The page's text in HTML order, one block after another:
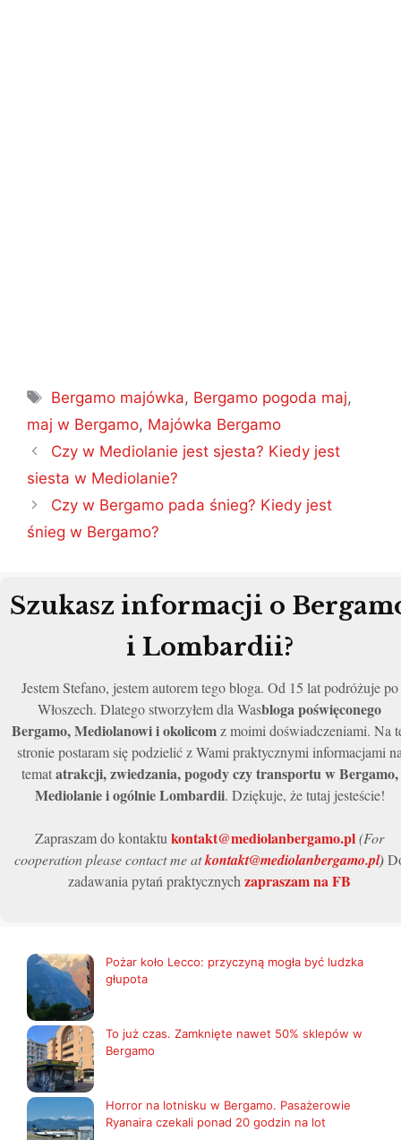
Tagi
Bergamo majówka, Bergamo pogoda maj,
maj w Bergamo, Majówka Bergamo
Nawigacja
wpisu
Czy w Mediolanie jest sjesta? Kiedy jest
siesta w Mediolanie?
Czy w Bergamo pada śnieg? Kiedy jest
śnieg w Bergamo?
Szukasz informacji o
i Lombardii?
Jestem Stefano, jestem autorem tego bloga. Od 15 lat podróżuje po
Włoszech. Dlatego stworzyłem dla Wasbloga poświęconego
Bergamo, Mediolanowi i okolicomz moimi doświadczeniami. Na
stronie postaram się podzielić z Wami praktycznymi informacjami
tematatrakcji, zwiedzania, pogody czy transportu w Bergamo,
Mediolanie i ogólnie Lombardii. Dziękuje, że tutaj jesteście!
Zapraszam do kontaktu kontakt@mediolanbergamo.pl(For
cooperation please contact me atkontakt@mediolanbergamo.pl)
zadawania pytań praktycznych zapraszam na FB
Pożar koło Lecco: przyczyną mogła być ludzka
głupota
To już czas. Zamknięte nawet 50% sklepów w
Bergamo
Horror na lotnisku w Bergamo. Pasażerowie
Ryanaira czekali ponad 20 godzin na lot